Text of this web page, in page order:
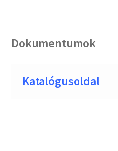
Dokumentumok
Katalógusoldal